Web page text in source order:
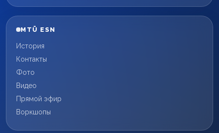
MTÜ ESN
История
Контакты
Фото
Видео
Прямой эфир
Воркшопы